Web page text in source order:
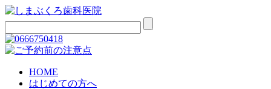
HOME
はじめての方へ